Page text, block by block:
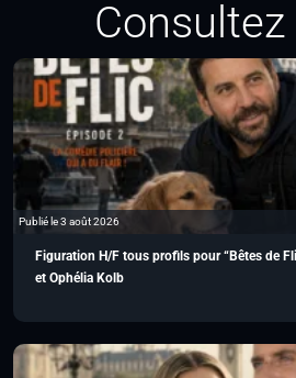
Consultez
Publié le 3 août 2026
Figuration H/F tous profils pour “Bêtes de
et Ophélia Kolb